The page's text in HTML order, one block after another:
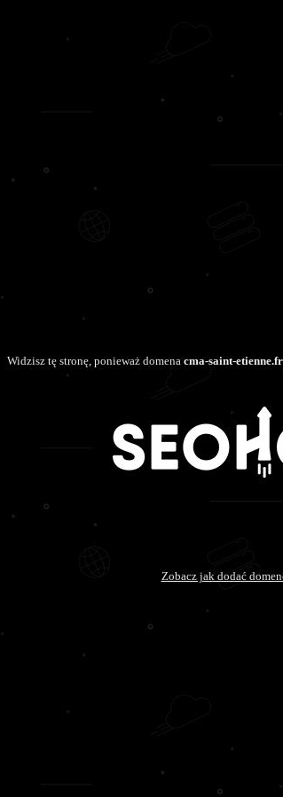
Widzisz tę stronę, ponieważ domena cma-saint-etienne.fr
Zobacz jak dodać